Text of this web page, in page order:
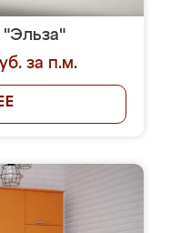
"Эльза"
за п.м.